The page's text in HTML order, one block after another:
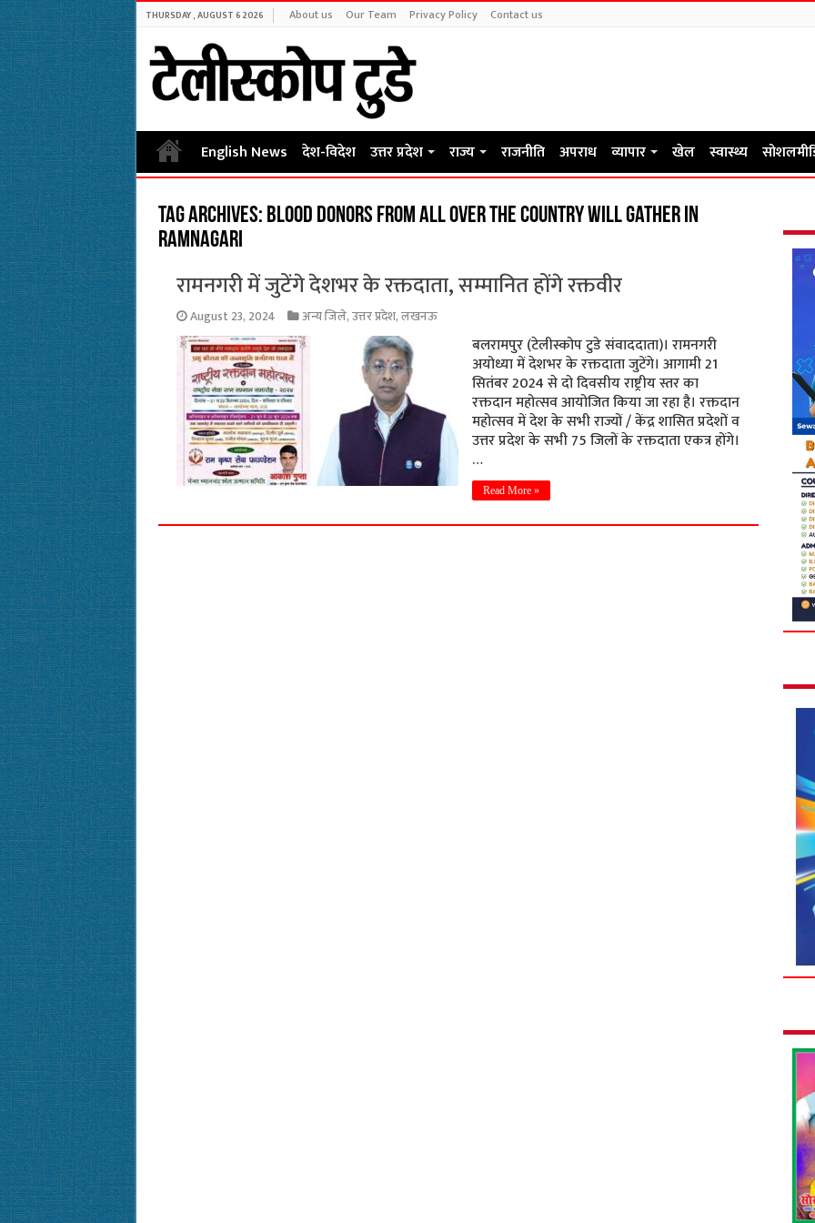
THURSDAY , AUGUST 6 2026 About us Our Team Privacy Policy Contact us
English News देश-विदेश उत्तर प्रदेश राज्य राजनीति अपराध व्यापार खेल स्वास्थ्य
Tag Archives: Blood donors from all over the country will gather in
Ramnagari
रामनगरी में जुटेंगे देशभर के रक्तदाता, सम्मानित होंगे रक्तवीर
August 23, 2024 अन्य जिले,उत्तर प्रदेश,लखनऊ
बलरामपुर (टेलीस्कोप टुडे संवाददाता)। रामनगरी
अयोध्या में देशभर के रक्तदाता जुटेंगे। आगामी 21
सितंबर 2024 से दो दिवसीय राष्ट्रीय स्तर का
रक्तदान महोत्सव आयोजित किया जा रहा है। रक्तदान
महोत्सव में देश के सभी राज्यों / केंद्र शासित प्रदेशों व
उत्तर प्रदेश के सभी 75 जिलों के रक्तदाता एकत्र होंगे।
…
Read More »